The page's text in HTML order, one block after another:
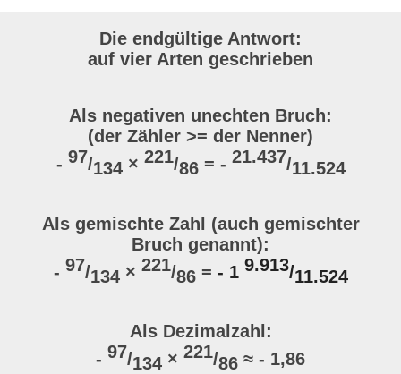
Die endgültige Antwort:
auf vier Arten geschrieben
Als negativen unechten Bruch:
(der Zähler >= der Nenner)
- 97/134 × 221/86 = - 21.437/11.524
Als gemischte Zahl (auch gemischter
Bruch genannt):
- 97/134 × 221/86 = - 1 9.913/11.524
Als Dezimalzahl:
- 97/134 × 221/86 ≈ - 1,86